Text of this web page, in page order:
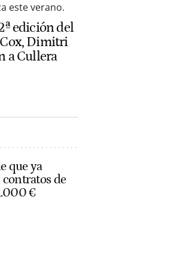
edición del
Dimitri
a Cullera
que ya
de
€